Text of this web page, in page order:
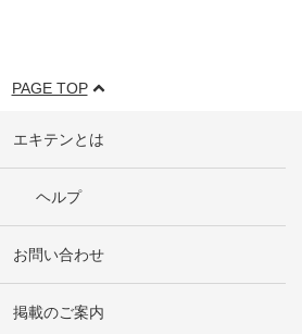
PAGE TOP
エキテンとは
ヘルプ
お問い合わせ
掲載のご案内